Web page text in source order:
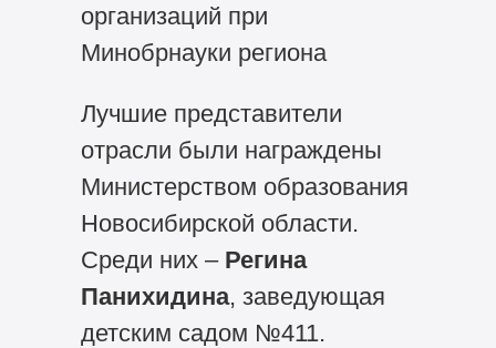
организаций при
Минобрнауки региона
Лучшие представители
отрасли были награждены
Министерством образования
Новосибирской области.
Среди них – Регина
Панихидина, заведующая
детским садом №411.